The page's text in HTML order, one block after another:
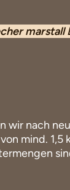
wir nach
mind.
Fütterung